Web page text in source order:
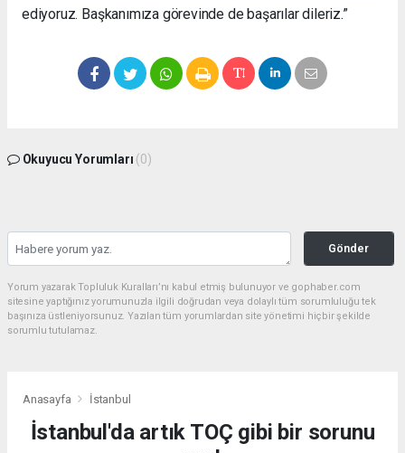
ediyoruz. Başkanımıza görevinde de başarılar dileriz.”
Okuyucu Yorumları (0)
Gönder
Yorum yazarak Topluluk Kuralları’nı kabul etmiş bulunuyor ve gophaber.com
sitesine yaptığınız yorumunuzla ilgili doğrudan veya dolaylı tüm sorumluluğu tek
başınıza üstleniyorsunuz. Yazılan tüm yorumlardan site yönetimi hiçbir şekilde
sorumlu tutulamaz.
Anasayfa İstanbul
İstanbul'da artık TOÇ gibi bir sorunu